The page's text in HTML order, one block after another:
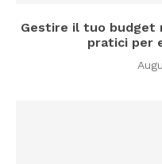
Gestire il tuo budget
pratici per